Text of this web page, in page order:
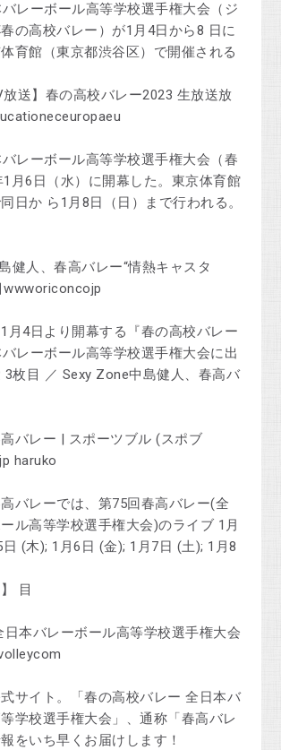
レーボール高等学校選手権大会（ジ
の高校バレー）が1月4日から8 日に
育館（東京都渋谷区）で開催される
放送】春の高校バレー2023 生放送放
レーボール高等学校選手権大会（春
月6日（水）に開幕した。東京体育館
同日か ら1月8日（日）まで行われる。
健人、春高バレー“情熱キャスタ
wwworiconcojp
月4日より開幕する『春の高校バレー
レーボール高等学校選手権大会に出
3枚目 ／ Sexy Zone中島健人、春高バ
バレー | スポーツブル (スポブ
haruko
バレーでは、第75回春高バレー(全
ル高等学校選手権大会)のライブ 1月
(木); 1月6日 (金); 1月7日 (土); 1月8
目
日本バレーボール高等学校選手権大会
サイト。「春の高校バレー 全日本バ
学校選手権大会」、通称「春高バレ
をいち早くお届けします！